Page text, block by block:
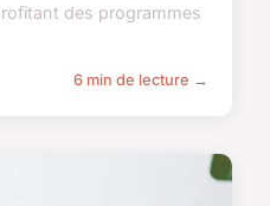
des programmes
6 min de lecture →